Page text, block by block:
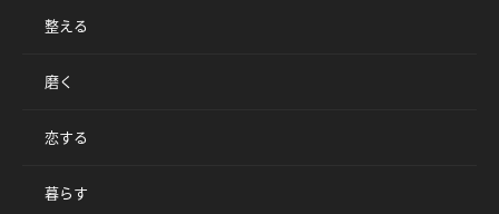
整える
磨く
恋する
暮らす